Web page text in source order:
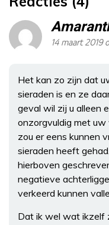
14 maart 2019
Het kan zo zijn dat
sieraden is en ze
geval wil zij u alleen
onzorgvuldig met
zou er eens kunnen
sieraden heeft
hierboven
negatieve
verkeerd kunnen
Dat ik wel wat ikzelf